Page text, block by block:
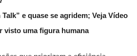
e quase se agridem; Veja Vídeo
visto uma figura humana